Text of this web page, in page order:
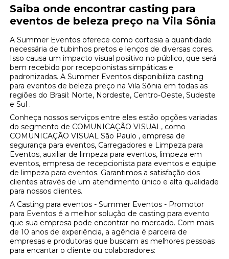
Saiba onde encontrar casting para
eventos de beleza preço na Vila Sônia
A Summer Eventos oferece como cortesia a quantidade
necessária de tubinhos pretos e lenços de diversas cores.
Isso causa um impacto visual positivo no público, que será
bem recebido por recepcionistas simpáticas e
padronizadas. A Summer Eventos disponibiliza casting
para eventos de beleza preço na Vila Sônia em todas as
regiões do Brasil: Norte, Nordeste, Centro-Oeste, Sudeste
e Sul .
Conheça nossos serviços entre eles estão opções variadas
do segmento de COMUNICAÇÃO VISUAL, como
COMUNICAÇÃO VISUAL São Paulo , empresa de
segurança para eventos, Carregadores e Limpeza para
Eventos, auxiliar de limpeza para eventos, limpeza em
eventos, empresa de recepcionista para eventos e equipe
de limpeza para eventos. Garantimos a satisfação dos
clientes através de um atendimento único e alta qualidade
para nossos clientes.
A Casting para eventos - Summer Eventos - Promotor
para Eventos é a melhor solução de casting para evento
que sua empresa pode encontrar no mercado. Com mais
de 10 anos de experiência, a agência é parceira de
empresas e produtoras que buscam as melhores pessoas
para encantar o cliente ou colaboradores: